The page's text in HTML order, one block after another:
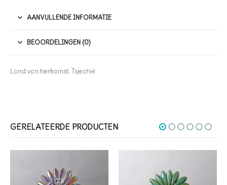
AANVULLENDE INFORMATIE
BEOORDELINGEN (0)
Land van herkomst: Tsjechië
GERELATEERDE PRODUCTEN